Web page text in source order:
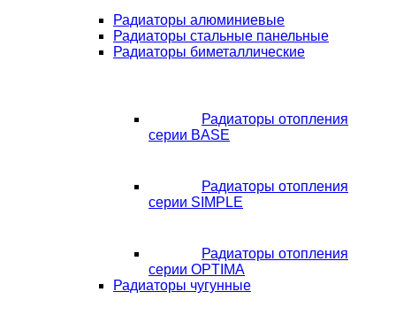
Радиаторы алюминиевые
Радиаторы стальные панельные
Радиаторы биметаллические
Радиаторы отопления
серии BASE
Радиаторы отопления
серии SIMPLE
Радиаторы отопления
серии OPTIMA
Радиаторы чугунные